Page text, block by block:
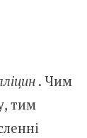
. Чим
тим